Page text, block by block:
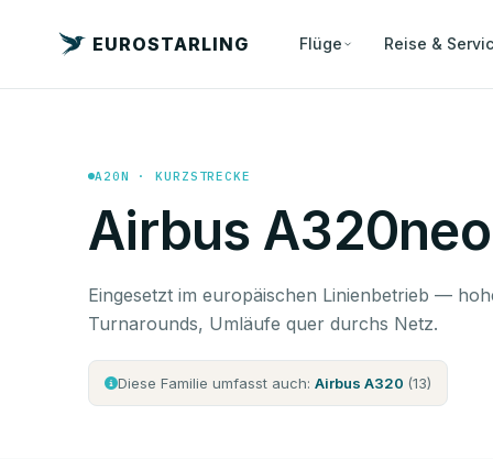
EUROSTARLING Flüge Reise &
A20N · KURZSTRECKE
Airbus A320neo
Eingesetzt im europäischen Linienbetrieb —
Turnarounds, Umläufe quer durchs Netz.
Diese Familie umfasst auch: Airbus A320 (13)